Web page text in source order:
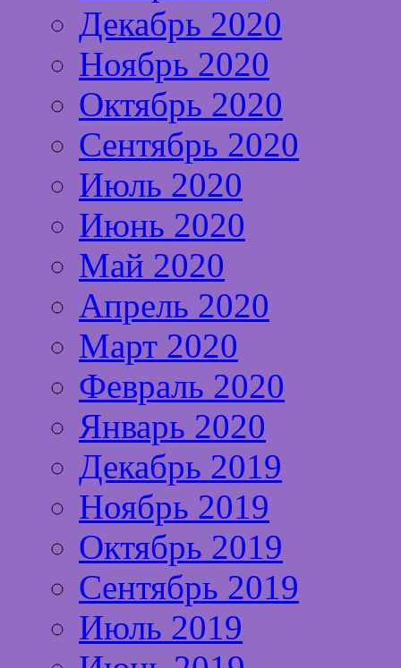
Декабрь 2020
Ноябрь 2020
Октябрь 2020
Сентябрь 2020
Июль 2020
Июнь 2020
Май 2020
Апрель 2020
Март 2020
Февраль 2020
Январь 2020
Декабрь 2019
Ноябрь 2019
Октябрь 2019
Сентябрь 2019
Июль 2019